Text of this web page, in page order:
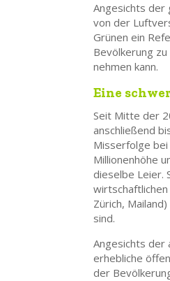
Angesichts der
von der
Grünen ein
Bevölkerung
nehmen kann.
Eine
Seit Mitte der
anschließend
Misserfolge
Millionenhöhe
dieselbe Leier.
Zürich,
sind.
Angesichts der
erhebliche
der